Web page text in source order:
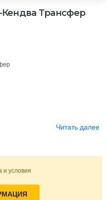
Трансфер
Читать далее
и условия